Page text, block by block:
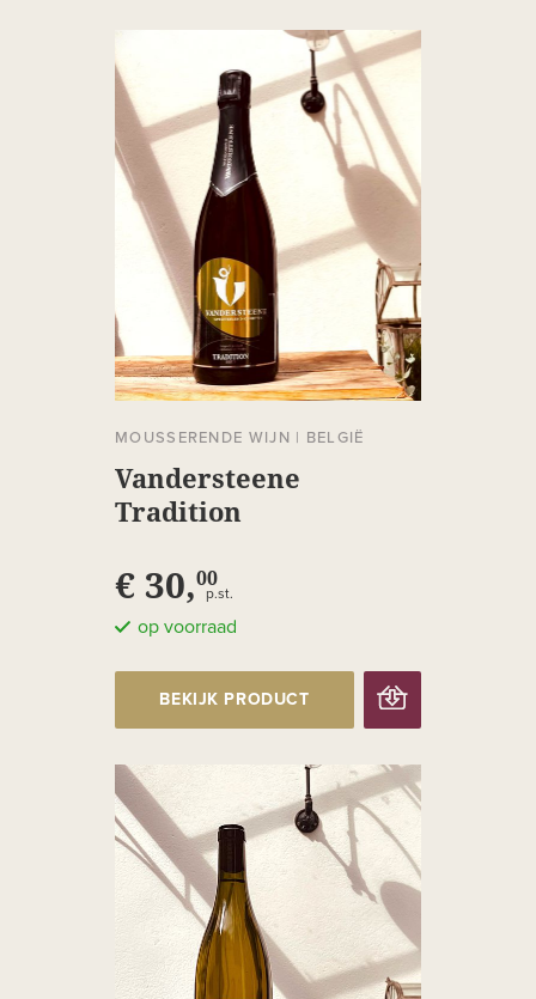
MOUSSERENDE WIJN | BELGIË
Vandersteene
Tradition
€ 30,00
p.st.
op voorraad
BEKIJK PRODUCT